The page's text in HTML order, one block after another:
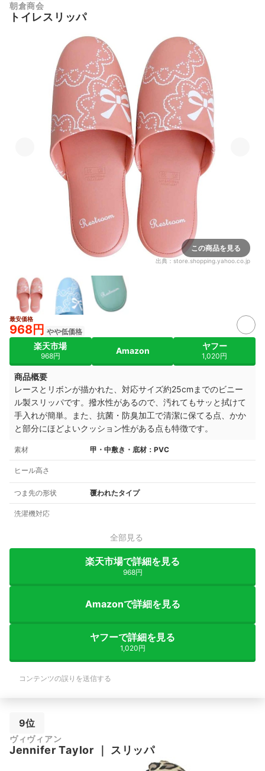
朝倉商会
トイレスリッパ
この商品を見る
出典： store.shopping.yahoo.co.jp
最安価格
968円 やや低価格
楽天市場
968円
Amazon ヤフー
1,020円
商品概要
レースとリボンが描かれた、対応サイズ約25cmまでのビニー
ル製スリッパです。撥水性があるので、汚れてもサッと拭けて
手入れが簡単。また、抗菌・防臭加工で清潔に保てる点、かか
と部分にほどよいクッション性がある点も特徴です。
素材 甲・中敷き・底材：PVC
ヒール高さ
つま先の形状 覆われたタイプ
洗濯機対応
全部見る
楽天市場で詳細を見る
968円
Amazonで詳細を見る
ヤフーで詳細を見る
1,020円
コンテンツの誤りを送信する
9位
ヴィヴィアン
Jennifer Taylor スリッパ